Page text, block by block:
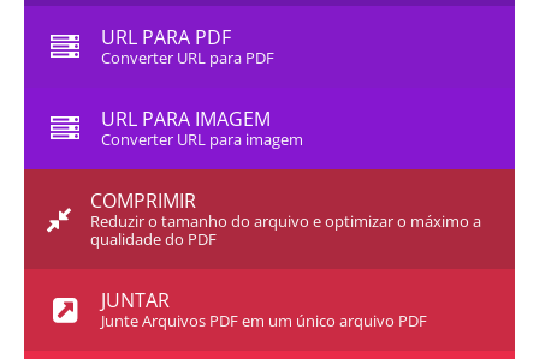
URL PARA PDF
Converter URL para PDF
URL PARA IMAGEM
Converter URL para imagem
COMPRIMIR
Reduzir o tamanho do arquivo e optimizar o máximo a
qualidade do PDF
JUNTAR
Junte Arquivos PDF em um único arquivo PDF